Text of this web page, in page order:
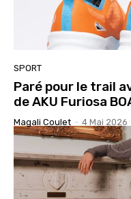
SPORT
Paré pour le trail
de AKU Furiosa
Magali Coulet - 4 Mai 2026